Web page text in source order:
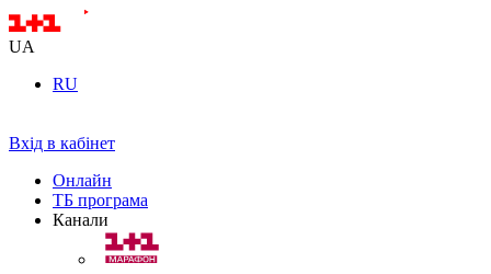
UA
RU
Вхід в кабінет
Онлайн
ТБ програма
Канали